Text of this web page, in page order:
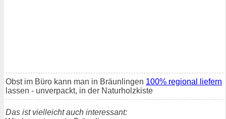
Obst im Büro kann man in Bräunlingen 100% regional liefern
lassen - unverpackt, in der Naturholzkiste
Das ist vielleicht auch interessant: